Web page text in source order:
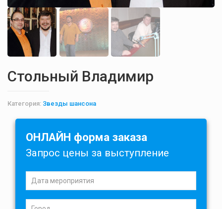
Стольный Владимир
Категория: Звезды шансона
ОНЛАЙН форма заказа
Запрос цены за выступление